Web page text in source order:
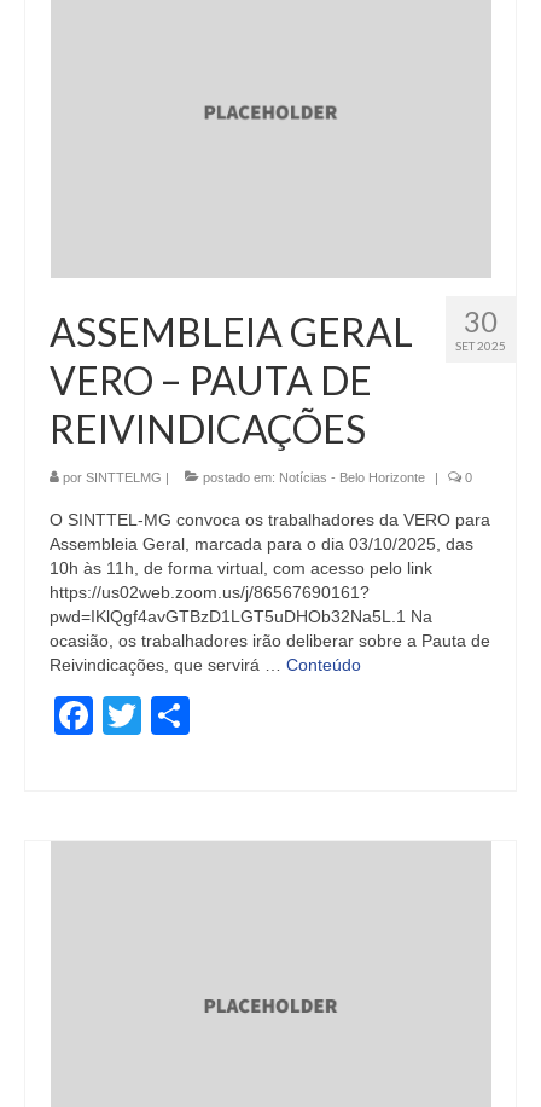
30
SET 2025
ASSEMBLEIA GERAL
VERO – PAUTA DE
REIVINDICAÇÕES
por SINTTELMG | postado em: Notícias - Belo Horizonte | 0
O SINTTEL-MG convoca os trabalhadores da VERO para
Assembleia Geral, marcada para o dia 03/10/2025, das
10h às 11h, de forma virtual, com acesso pelo link
https://us02web.zoom.us/j/86567690161?
pwd=IKlQgf4avGTBzD1LGT5uDHOb32Na5L.1 Na
ocasião, os trabalhadores irão deliberar sobre a Pauta de
Reivindicações, que servirá … Conteúdo
Facebook
Twitter